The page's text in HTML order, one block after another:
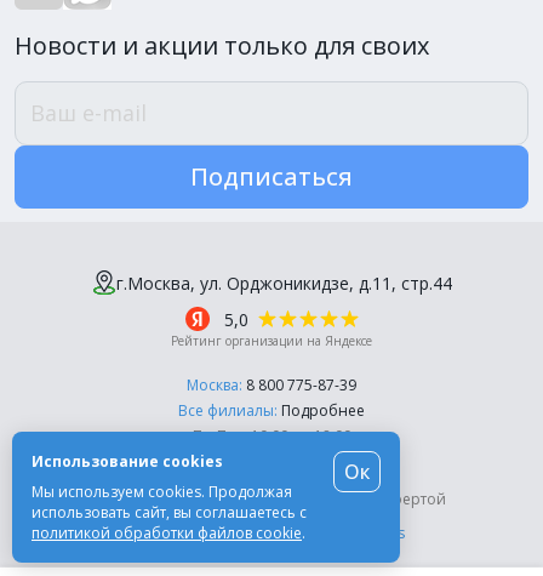
Новости и акции только для своих
Подписаться
© Компания «Эль-Дент», 2003-2026
Цены на сайте не являются публичной офертой
Разработка сайта -Moscow Dynamics
г.Москва, ул. Орджоникидзе, д.11, стр.44
5,0
Рейтинг организации на Яндексе
Москва: 8 800 775-87-39
Все филиалы: Подробнее
Пн-Пт, с 10:00 до 18:00
Использование cookies
Мы используем cookies. Продолжая
использовать сайт, вы соглашаетесь с
политикой обработки файлов cookie.
Ок